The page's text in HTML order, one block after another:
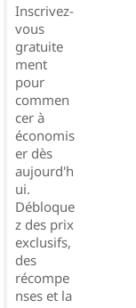
Inscrivez-
vous
gratuite
ment
pour
commen
cer à
économis
er dès
aujourd'h
ui.
Débloque
z des prix
exclusifs,
des
récompe
nses et la